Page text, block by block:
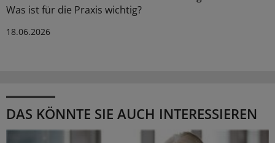
Was ist für die Praxis wichtig?
18.06.2026
DAS KÖNNTE SIE AUCH INTERESSIEREN